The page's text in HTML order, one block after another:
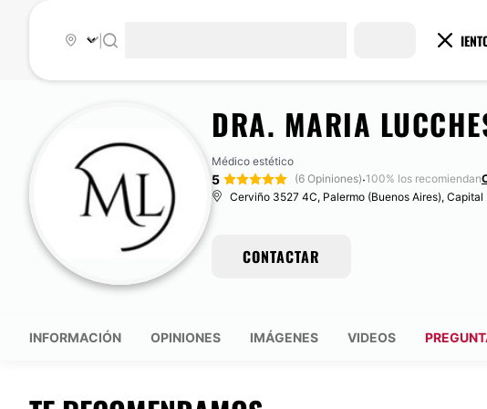
DRA. MARIA
Médico estético
5 (6 Opiniones)·100% los recomiendan
Cerviño 3527 4C, Palermo (Buenos Aires), Capital
CONTACTAR
INFORMACIÓN OPINIONES IMÁGENES VIDEOS